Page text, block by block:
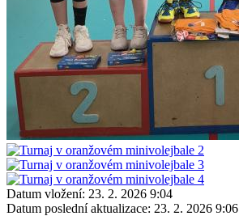
Datum vložení: 23. 2. 2026 9:04
Datum poslední aktualizace: 23. 2. 2026 9:06